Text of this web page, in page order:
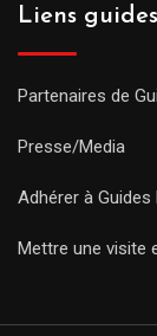
Liens guides
Partenaires de
Presse/Media
Adhérer à Guides
Mettre une visite